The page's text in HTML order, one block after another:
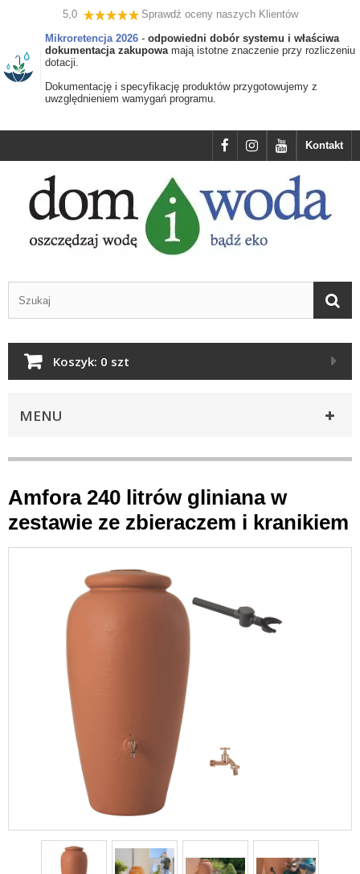
5,0
Sprawdź oceny naszych Klientów
Mikroretencja 2026 - odpowiedni dobór systemu i właściwa
dokumentacja zakupowamają istotne znaczenie przy rozliczeniu
dotacji.
Dokumentację i specyfikację produktów przygotowujemy z
uwzględnieniem wamygań programu.
Kontakt
Koszyk: 0 szt
MENU
Amfora 240 litrów gliniana w
zestawie ze zbieraczem i kranikiem